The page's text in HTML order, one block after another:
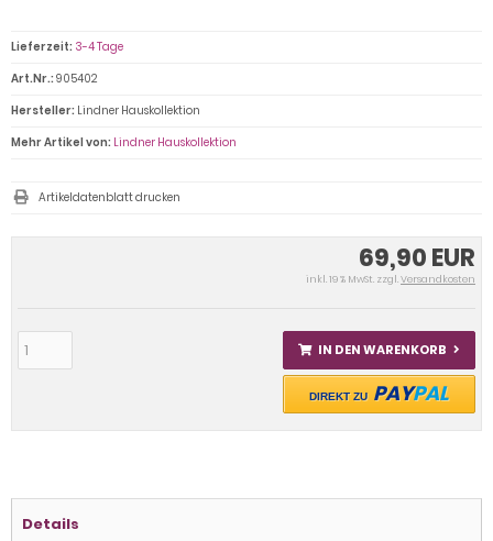
69,90 EUR
inkl. 19 % MwSt. zzgl.Versandkosten
IN DEN WARENKORB
DIREKT ZU PAYPAL
Lieferzeit: 3-4 Tage
Art.Nr.: 905402
Hersteller: Lindner Hauskollektion
Mehr Artikel von: Lindner Hauskollektion
Artikeldatenblatt drucken
Details